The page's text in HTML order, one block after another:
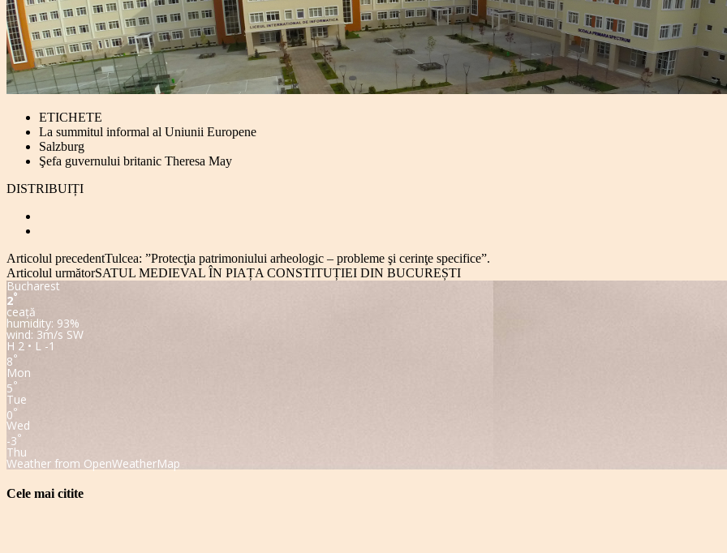
ETICHETE
La summitul informal al Uniunii Europene
Salzburg
Şefa guvernului britanic Theresa May
DISTRIBUIȚI
Articolul precedentTulcea: ”Protecţia patrimoniului arheologic – probleme şi cerinţe specifice”.
Articolul următorSATUL MEDIEVAL ÎN PIAȚA CONSTITUȚIEI DIN BUCUREȘTI
Bucharest
2°
ceață
humidity: 93%
wind: 3m/s SW
H 2 • L -1
8°
Mon
5°
Tue
0°
Wed
-3°
Thu
Weather from OpenWeatherMap
Cele mai citite